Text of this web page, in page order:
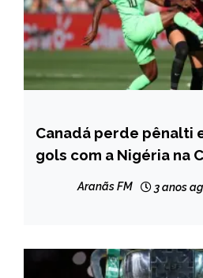
ESPORTES
Canadá perde pênalti
gols com a Nigéria na
Aranãs FM 3 anos